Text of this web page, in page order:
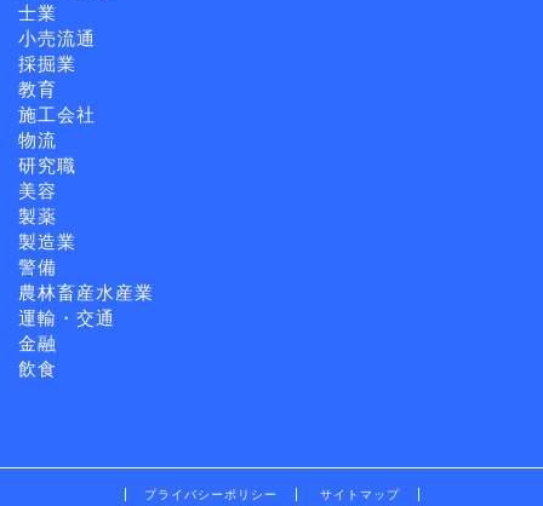
士業
小売流通
採掘業
教育
施工会社
物流
研究職
美容
製薬
製造業
警備
農林畜産水産業
運輸・交通
金融
飲食
プライバシーポリシー サイトマップ